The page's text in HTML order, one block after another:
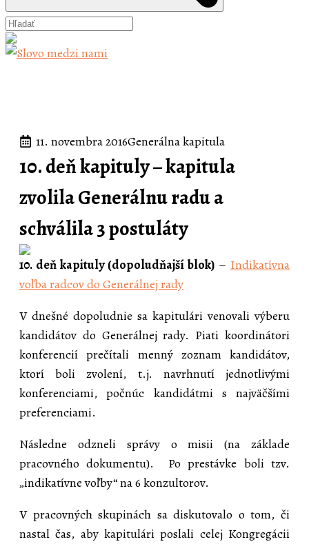
11. novembra 2016Generálna kapitula
10. deň kapituly – kapitula
zvolila Generálnu radu a
schválila 3 postuláty
10. deň kapituly (dopoludňajší blok) – Indikatívna
voľba radcov do Generálnej rady
V dnešné dopoludnie sa kapitulári venovali výberu
kandidátov do Generálnej rady. Piati koordinátori
konferencií prečítali menný zoznam kandidátov,
ktorí boli zvolení, t.j. navrhnutí jednotlivými
konferenciami, počnúc kandidátmi s najväčšími
preferenciami.
Následne odzneli správy o misii (na základe
pracovného dokumentu). Po prestávke boli tzv.
„indikatívne voľby“ na 6 konzultorov.
V pracovných skupinách sa diskutovalo o tom, či
nastal čas, aby kapitulári poslali celej Kongregácii